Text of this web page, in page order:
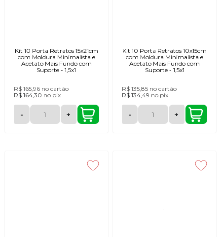
Kit 10 Porta Retratos 15x21cm
com Moldura Minimalista e
Acetato Mais Fundo com
Suporte - 1,5x1
R$ 165,96 no cartão
R$ 164,30 no pix
- +
Kit 10 Porta Retratos 10x15cm
com Moldura Minimalista e
Acetato Mais Fundo com
Suporte - 1,5x1
R$ 135,85 no cartão
R$ 134,49 no pix
- +